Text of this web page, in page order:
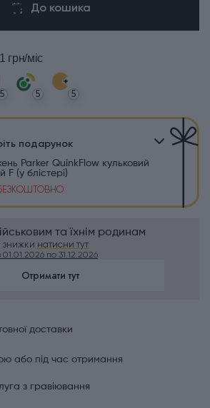
До кошика
грн/міс
5 5 5
подарунок
Parker QuinkFlow кульковий
F (у блістері)
та їхнім родинам
знижки натисни тут
01.01.2026 по 31.12.2026
Отримати тут
доставки
або під час отримання
з гравіювання